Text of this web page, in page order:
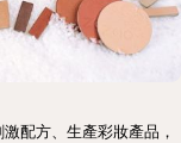
配方、生產彩妝產品，